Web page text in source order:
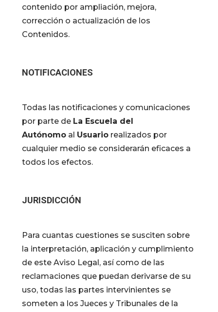
contenido por ampliación, mejora,
corrección o actualización de los
Contenidos.
NOTIFICACIONES
Todas las notificaciones y comunicaciones
por parte de La Escuela del
Autónomoal Usuariorealizados por
cualquier medio se considerarán eficaces a
todos los efectos.
JURISDICCIÓN
Para cuantas cuestiones se susciten sobre
la interpretación, aplicación y cumplimiento
de este Aviso Legal, así como de las
reclamaciones que puedan derivarse de su
uso, todas las partes intervinientes se
someten a los Jueces y Tribunales de la